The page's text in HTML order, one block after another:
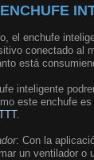
el enchufe
conectado al
está
inteligente
este enchufe
.
: Con la
un ventilador